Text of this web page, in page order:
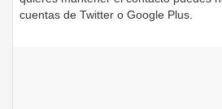
cuentas de Twitter o Google Plus.